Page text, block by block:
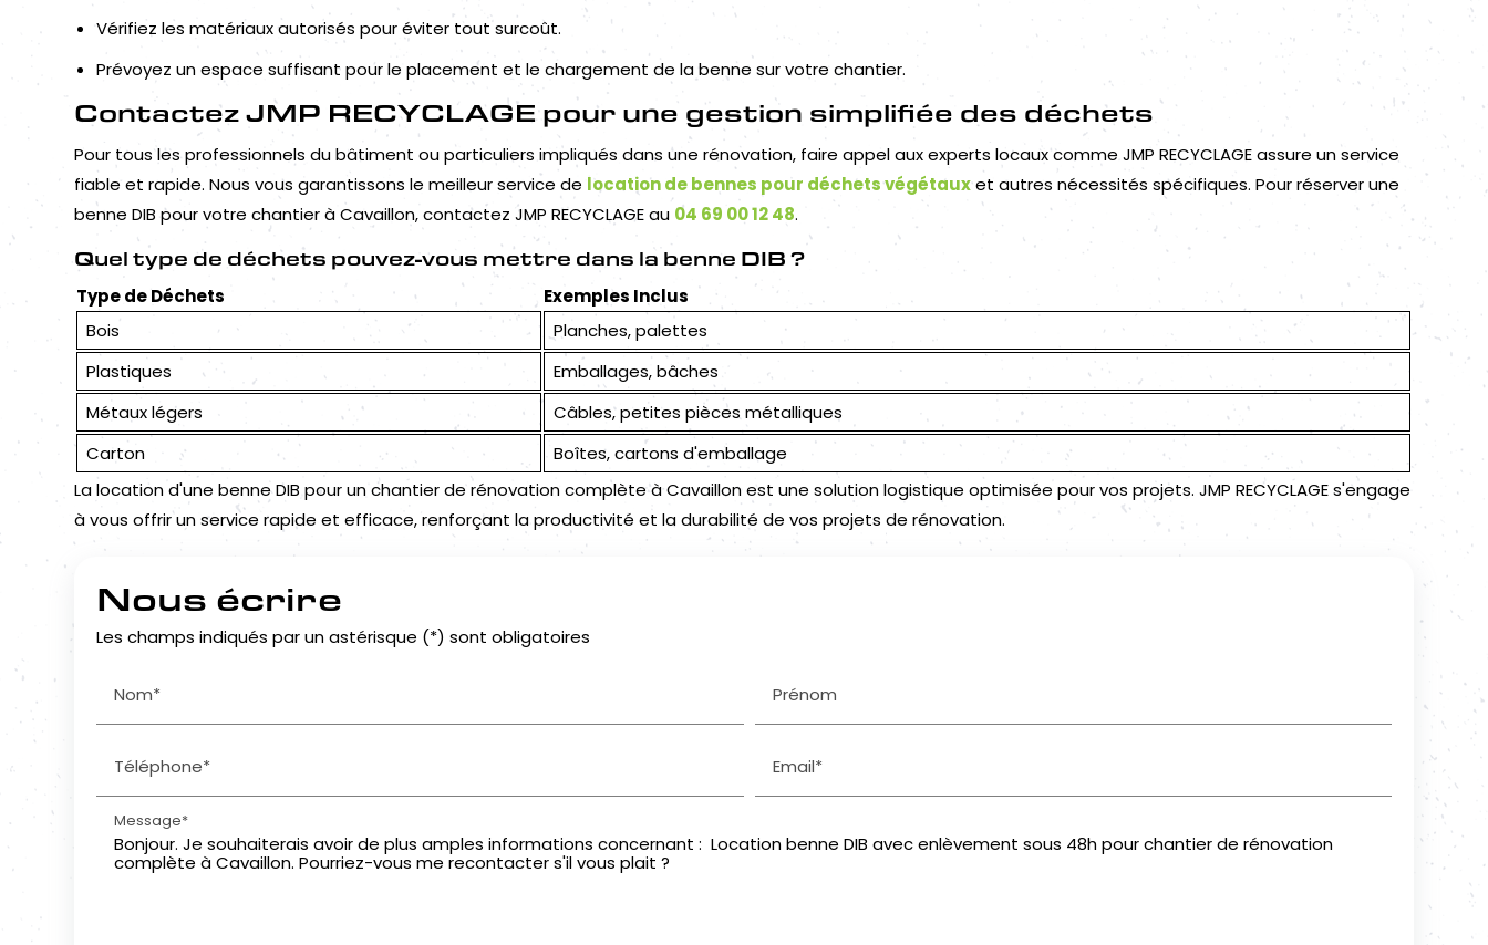
Vérifiez les matériaux autorisés pour éviter tout surcoût.
Prévoyez un espace suffisant pour le placement et le chargement de la benne sur votre chantier.
Contactez JMP RECYCLAGE pour une gestion simplifiée des déchets
Pour tous les professionnels du bâtiment ou particuliers impliqués dans une rénovation, faire appel aux experts locaux comme JMP RECYCLAGE assure un service
fiable et rapide. Nous vous garantissons le meilleur service de location de bennes pour déchets végétauxet autres nécessités spécifiques. Pour réserver une
benne DIB pour votre chantier à Cavaillon, contactez JMP RECYCLAGE au 04 69 00 12 48.
Quel type de déchets pouvez-vous mettre dans la benne DIB ?
Type de Déchets
Exemples Inclus
Bois
Planches, palettes
Plastiques
Emballages, bâches
Métaux légers
Câbles, petites pièces métalliques
Carton
Boîtes, cartons d'emballage
La location d'une benne DIB pour un chantier de rénovation complète à Cavaillon est une solution logistique optimisée pour vos projets. JMP RECYCLAGE s'engage
à vous offrir un service rapide et efficace, renforçant la productivité et la durabilité de vos projets de rénovation.
Nous écrire
Les champs indiqués par un astérisque (*) sont obligatoires
Nom* Prénom
Téléphone* Email*
Message*